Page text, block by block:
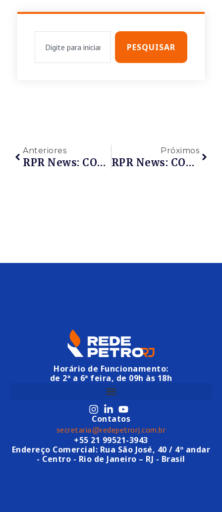
PESQUISAR
Anteriores
RPR News: COLUNA DO EMPRESÁRIO – Abertura De Filiais – Processo Simplificado
Próximos
RPR News: COLUNA DO EMPRESÁRIO – Tributação Da Distribuição De Dividendos
Horário de Funcionamento:
de 2ª a 6ª feira, de 09h às 18h
Contatos
secretaria@redepetrorj.com.br
+55 21 99521-3943
Endereço Comercial: Rua São José, 40 / 4º andar
- Centro - Rio de Janeiro – RJ - Brasil